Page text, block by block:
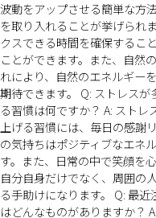
波動をアップさせる簡単な方
を取り入れることが挙げられ
クスできる時間を確保するこ
ことができます。また、自然
れにより、自然のエネルギー
期待できます。 Q: ストレス
る習慣は何ですか？ A: スト
上げる習慣には、毎日の感謝
の気持ちはポジティブなエネ
す。また、日常の中で笑顔を
自分自身だけでなく、周囲の
る手助けになります。 Q: 最
はどんなものがありますか？